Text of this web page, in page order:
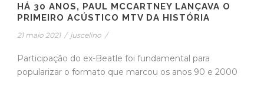
HÁ 30 ANOS, PAUL MCCARTNEY LANÇAVA O
PRIMEIRO ACÚSTICO MTV DA HISTÓRIA
21 maio 2021 / juscelino /
Participação do ex-Beatle foi fundamental para
popularizar o formato que marcou os anos 90 e 2000